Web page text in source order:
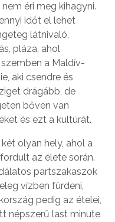
éri meg kihagyni.
időt el lehet
látnivaló,
pláza, ahol
a Maldív-
aki csendre és
drágább, de
bőven van
és ezt a kultúrát.
olyan hely, ahol a
az élete során.
partszakaszok
vízben fürdeni,
pedig az ételei,
népszerű last minute